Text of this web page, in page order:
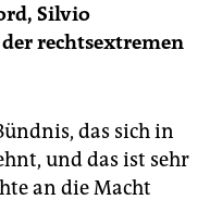
Silvio
rechtsextremen
das sich in
und das ist sehr
an die Macht